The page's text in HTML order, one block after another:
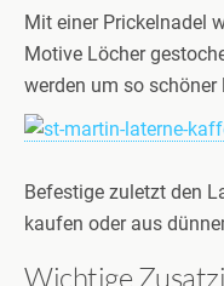
Mit einer Prickelnadel
Motive Löcher
werden um so
Befestige zuletzt den
kaufen oder aus
Wichtige